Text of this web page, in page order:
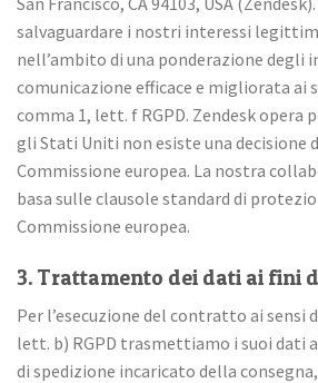
salvaguardare i nostri interessi
nell’ambito di una ponderazione degli
comunicazione efficace e migliorata ai
comma 1, lett. f RGPD. Zendesk opera
gli Stati Uniti non esiste una decisione
Commissione europea. La nostra
basa sulle clausole standard di
Commissione europea.
3. Trattamento dei dati ai fini
Per l’esecuzione del contratto ai sensi
lett. b) RGPD trasmettiamo i suoi dati
di spedizione incaricato della